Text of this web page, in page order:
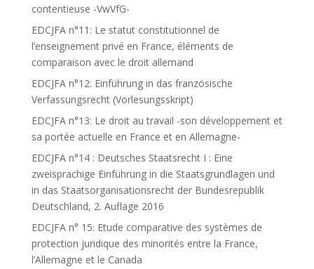
contentieuse -VwVfG-
EDCJFA n°11: Le statut constitutionnel de
l’enseignement privé en France, éléments de
comparaison avec le droit allemand
EDCJFA n°12: Einführung in das französische
Verfassungsrecht (Vorlesungsskript)
EDCJFA n°13: Le droit au travail -son développement et
sa portée actuelle en France et en Allemagne-
EDCJFA n°14 : Deutsches Staatsrecht I : Eine
zweisprachige Einführung in die Staatsgrundlagen und
in das Staatsorganisationsrecht der Bundesrepublik
Deutschland, 2. Auflage 2016
EDCJFA n° 15: Etude comparative des systèmes de
protection juridique des minorités entre la France,
l’Allemagne et le Canada